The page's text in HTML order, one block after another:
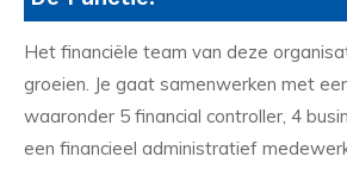
Het financiële team van deze
groeien. Je gaat samenwerken met
waaronder 5 financial controller, 4
een financieel administratief